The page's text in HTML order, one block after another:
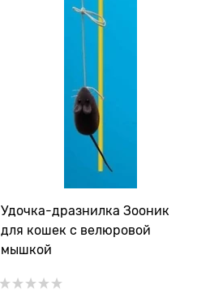
Удочка-дразнилка Зооник
для кошек с велюровой
мышкой